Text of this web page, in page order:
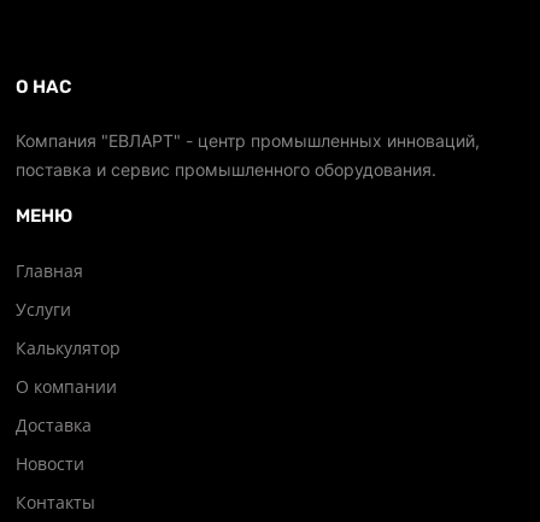
О НАС
Компания "ЕВЛАРТ" - центр промышленных инноваций,
поставка и сервис промышленного оборудования.
МЕНЮ
Главная
Услуги
Калькулятор
О компании
Доставка
Новости
Контакты